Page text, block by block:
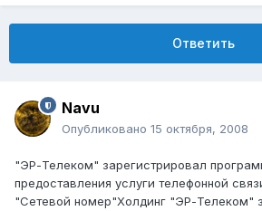
Ответить
Navu
Опубликовано 15 октября, 2008
"ЭР-Телеком" зарегистрировал
предоставления услуги телефонной
"Сетевой номер"Холдинг "ЭР-Телеком"